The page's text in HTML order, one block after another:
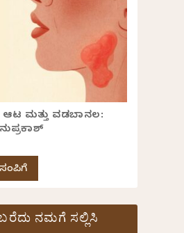
ಆಟ ಮತ್ತು ವಡಬಾನಲ:
ಬರೆದು ನಮಗೆ ಸಲ್ಲಿಸಿ